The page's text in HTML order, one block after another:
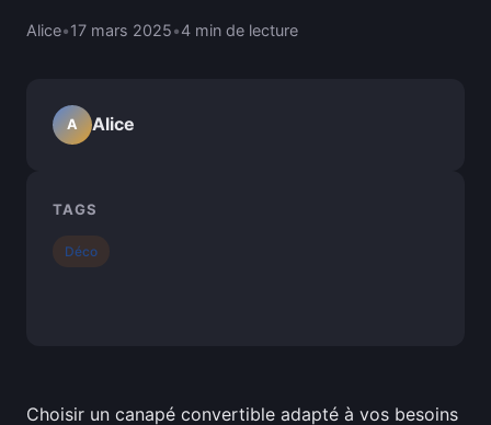
Alice•17 mars 2025•4 min de lecture
Choisir un canapé convertible adapté à vos besoins
A Alice
TAGS
Déco